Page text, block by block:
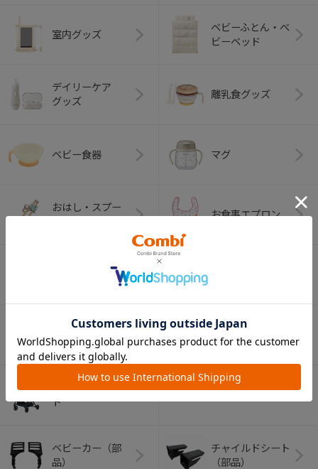
室内グッズ
ベビーふとん・ベ
ビーベッド
デイリーケア
グッズ
離乳食グッズ
ベビー食器 マグ
おはし・スプー
お食事エプロン
オーラルケア
（お口のケア）
アウトドアグッズ
（ヘルメット）
ペット用品
ショッピングカー
ト
ベビーカー（部
品）
チャイルドシート
（部品）